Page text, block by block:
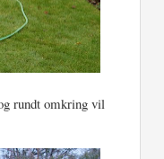
rundt omkring vil